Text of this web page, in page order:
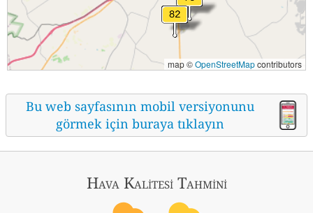
map ©OpenStreetMapcontributors
Bu web sayfasının mobil versiyonunu
görmek için buraya tıklayın
Hava Kalitesi Tahmini